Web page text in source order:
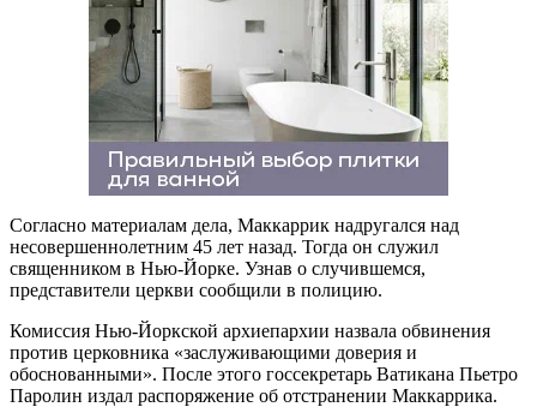
Согласно материалам дела, Маккаррик надругался над
несовершеннолетним 45 лет назад. Тогда он служил
священником в Нью-Йорке. Узнав о случившемся,
представители церкви сообщили в полицию.
Комиссия Нью-Йоркской архиепархии назвала обвинения
против церковника «заслуживающими доверия и
обоснованными». После этого госсекретарь Ватикана Пьетро
Паролин издал распоряжение об отстранении Маккаррика.